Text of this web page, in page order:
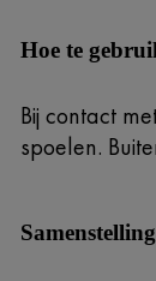
Hoe te
Bij contact
spoelen.
Samenstelling